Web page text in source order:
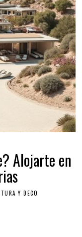
Alojarte en
Y DECO